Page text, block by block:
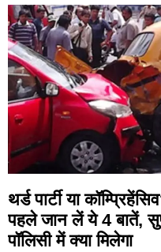
थर्ड पार्टी या
पहले जान लें ये 4 बातें,
पॉलिसी में क्या मिलेगा